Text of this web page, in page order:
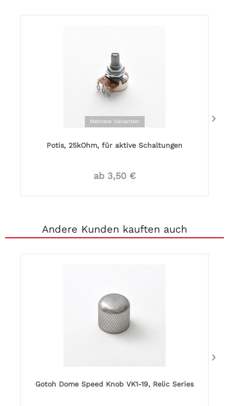
Mehrere Varianten
Potis, 25kOhm, für aktive Schaltungen
ab 3,50 €
Andere Kunden kauften auch
Gotoh Dome Speed Knob VK1-19, Relic Series